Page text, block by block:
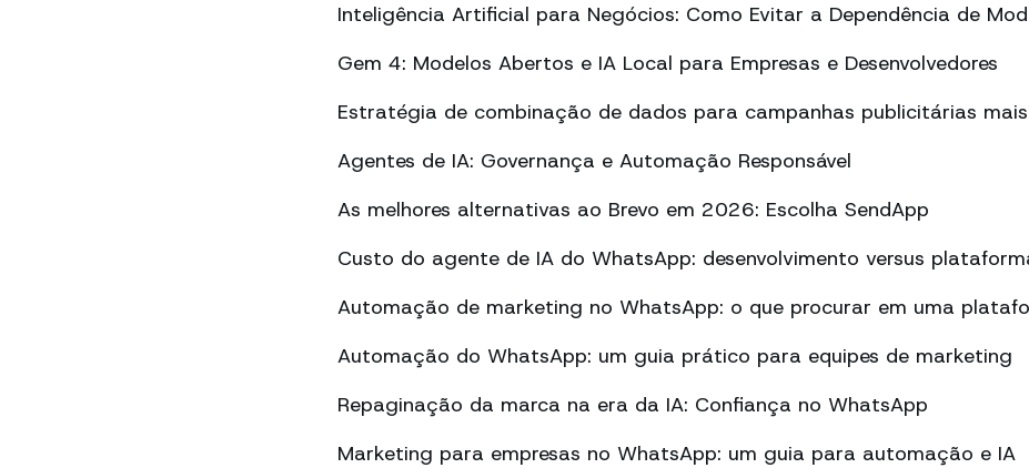
Inteligência Artificial para Negócios: Como Evitar a Dependência de
Gem 4: Modelos Abertos e IA Local para Empresas e Desenvolvedores
Estratégia de combinação de dados para campanhas publicitárias
Agentes de IA: Governança e Automação Responsável
As melhores alternativas ao Brevo em 2026: Escolha SendApp
Custo do agente de IA do WhatsApp: desenvolvimento versus
Automação de marketing no WhatsApp: o que procurar em uma
Automação do WhatsApp: um guia prático para equipes de marketing
Repaginação da marca na era da IA: Confiança no WhatsApp
Marketing para empresas no WhatsApp: um guia para automação e IA